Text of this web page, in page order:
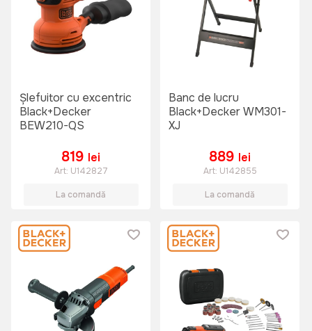
Şlefuitor cu excentric
Black+Decker
BEW210-QS
819 lei
Art: U142827
La comandă
Banc de lucru
Black+Decker WM301-
XJ
889 lei
Art: U142855
La comandă